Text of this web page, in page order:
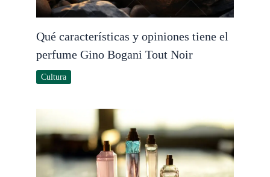
Qué características y opiniones tiene el
perfume Gino Bogani Tout Noir
Cultura